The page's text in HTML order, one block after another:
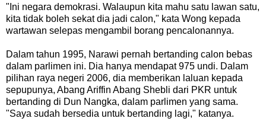
"Ini negara demokrasi. Walaupun kita mahu satu lawan satu,
kita tidak boleh sekat dia jadi calon," kata Wong kepada
wartawan selepas mengambil borang pencalonannya.
Dalam tahun 1995, Narawi pernah bertanding calon bebas
dalam parlimen ini. Dia hanya mendapat 975 undi. Dalam
pilihan raya negeri 2006, dia memberikan laluan kepada
sepupunya, Abang Ariffin Abang Shebli dari PKR untuk
bertanding di Dun Nangka, dalam parlimen yang sama.
"Saya sudah bersedia untuk bertanding lagi," katanya.